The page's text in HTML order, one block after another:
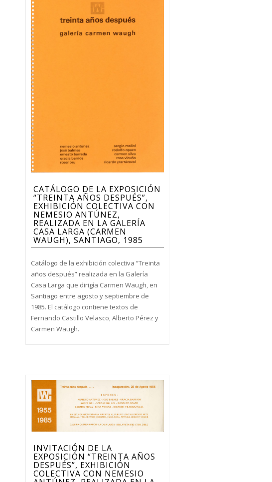
CATÁLOGO DE LA EXPOSICIÓN
“TREINTA AÑOS DESPUÉS”,
EXHIBICIÓN COLECTIVA CON
NEMESIO ANTÚNEZ,
REALIZADA EN LA GALERÍA
CASA LARGA (CARMEN
WAUGH), SANTIAGO, 1985
Catálogo de la exhibición colectiva “Treinta
años después” realizada en la Galería
Casa Larga que dirigía Carmen Waugh, en
Santiago entre agosto y septiembre de
1985. El catálogo contiene textos de
Fernando Castillo Velasco, Alberto Pérez y
Carmen Waugh.
INVITACIÓN DE LA
EXPOSICIÓN “TREINTA AÑOS
DESPUÉS”, EXHIBICIÓN
COLECTIVA CON NEMESIO